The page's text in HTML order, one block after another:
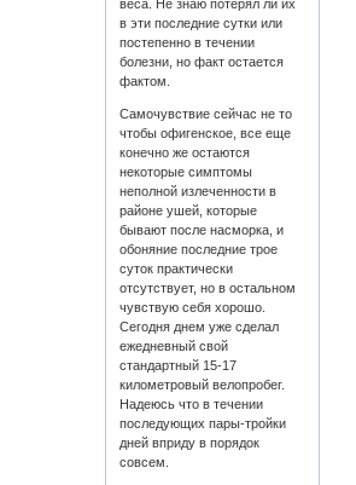
веса. Не знаю потерял ли их
в эти последние сутки или
постепенно в течении
болезни, но факт остается
фактом.
Самочувствие сейчас не то
чтобы офигенское, все еще
конечно же остаются
некоторые симптомы
неполной излеченности в
районе ушей, которые
бывают после насморка, и
обоняние последние трое
суток практически
отсутствует, но в остальном
чувствую себя хорошо.
Сегодня днем уже сделал
ежедневный свой
стандартный 15-17
километровый велопробег.
Надеюсь что в течении
последующих пары-тройки
дней вприду в порядок
совсем.